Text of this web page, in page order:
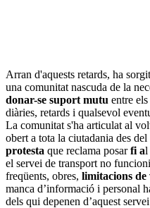
Arran d'aquests retards, ha
una comunitat nascuda de la
donar-se suport mutu entre
diàries, retards i qualsevol
La comunitat s'ha articulat al
obert a tota la ciutadania des
protesta que reclama posarfi al
el servei de transport no
freqüents, obres, limitacions de
manca d’informació i personal
dels qui depenen d’aquest